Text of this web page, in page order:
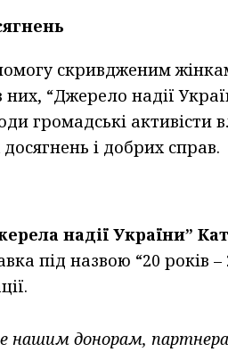
скривдженим
них, “Джерело надії
громадські
і добрих справ.
надії України”
під назвою “20 років
нашим донорам,